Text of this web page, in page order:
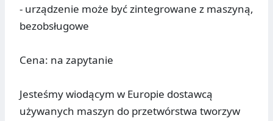
- urządzenie może być zintegrowane z maszyną,
bezobsługowe
Cena: na zapytanie
Jesteśmy wiodącym w Europie dostawcą
używanych maszyn do przetwórstwa tworzyw